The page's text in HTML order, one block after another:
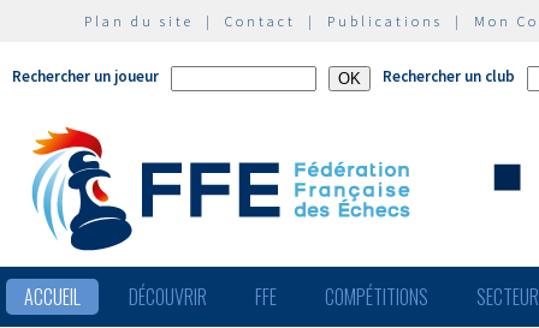
Plan du site | Contact | Publications | Mon
Rechercher un joueur Rechercher un club
ACCUEIL DÉCOUVRIR FFE COMPÉTITIONS